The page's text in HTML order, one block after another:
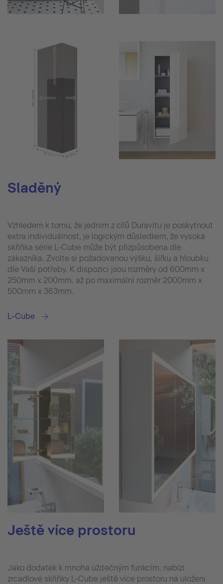
Sladěný
Vzhledem k tomu, že jedním z cílů Duravitu je poskytnout
extra individuálnost, je logickým důsledkem, že vysoká
skříňka série L-Cube může být přizpůsobena dle
zákazníka. Zvolte si požadovanou výšku, šířku a hloubku
dle Vaší potřeby. K dispozici jsou rozměry od 600mm x
250mm x 200mm, až po maximální rozměr 2000mm x
500mm x 363mm.
L-Cube
Ještě více prostoru
Jako dodatek k mnoha užitečným funkcím, nabízí
zrcadlové skříňky L-Cube ještě více prostoru na uložení